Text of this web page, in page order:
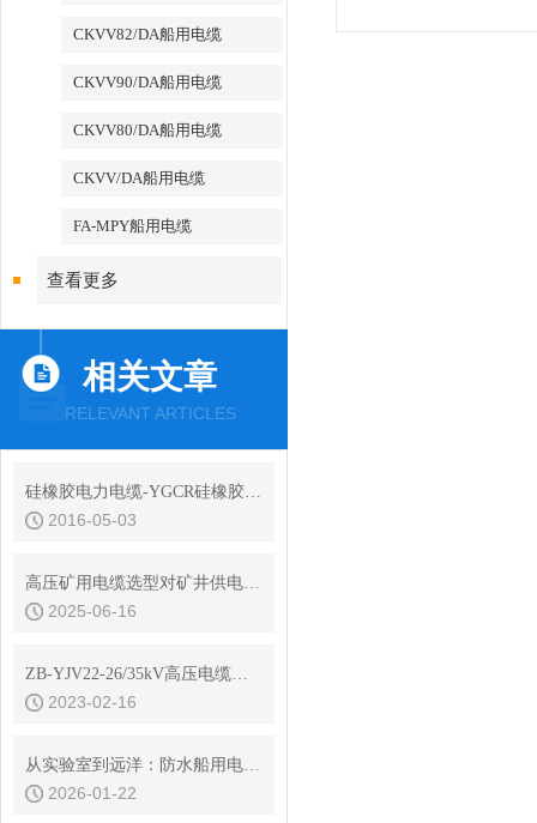
CKVV82/DA船用电缆
CKVV90/DA船用电缆
CKVV80/DA船用电缆
CKVV/DA船用电缆
FA-MPY船用电缆
查看更多
相关文章
RELEVANT ARTICLES
硅橡胶电力电缆-YGCR硅橡胶电缆-康泰电缆
2016-05-03
高压矿用电缆选型对矿井供电安全影响
2025-06-16
ZB-YJV22-26/35kV高压电缆长期允许载流量
2023-02-16
从实验室到远洋：防水船用电缆如何通过严苛环境考验？
2026-01-22